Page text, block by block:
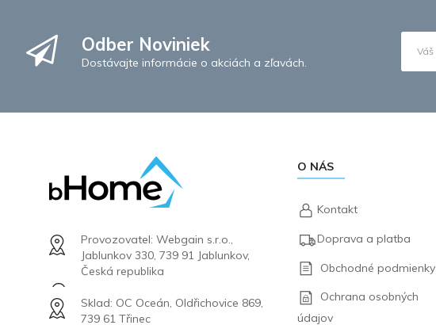
Odber Noviniek
Dostávajte informácie o akciách a zľavách.
Provozovatel: Webgain s.r.o.,
Jablunkov 330, 739 91 Jablunkov,
Česká republika
Sklad: OC Oceán, Oldřichovice 869,
739 61 Třinec
O NÁS
Kontakt
Doprava a platba
Obchodné podmienky
Ochrana osobných
údajov